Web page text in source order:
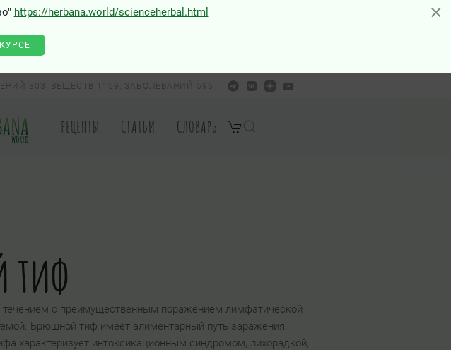
×
https://herbana.world/scienceherbal.html
303 ВЕЩЕСТВ 1159 ЗАБОЛЕВАНИЙ 596
РЕЦЕПТЫ СТАТЬИ СЛОВАРЬ
тиф
с преимущественным поражением лимфатической
Брюшной тиф имеет алиментарный путь заражения.
характеризует интоксикационным синдромом, лихорадкой,
×